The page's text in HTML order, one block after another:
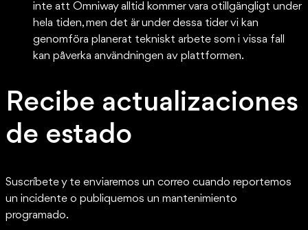
inte att Omniway alltid kommer vara otillgängligt under
hela tiden, men det är under dessa tider vi kan
genomföra planerat tekniskt arbete som i vissa fall
kan påverka användningen av plattformen.
Recibe actualizaciones
de estado
Suscríbete y te enviaremos un correo cuando reportemos
un incidente o publiquemos un mantenimiento
programado.